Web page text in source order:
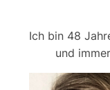
Ich bin 48
und